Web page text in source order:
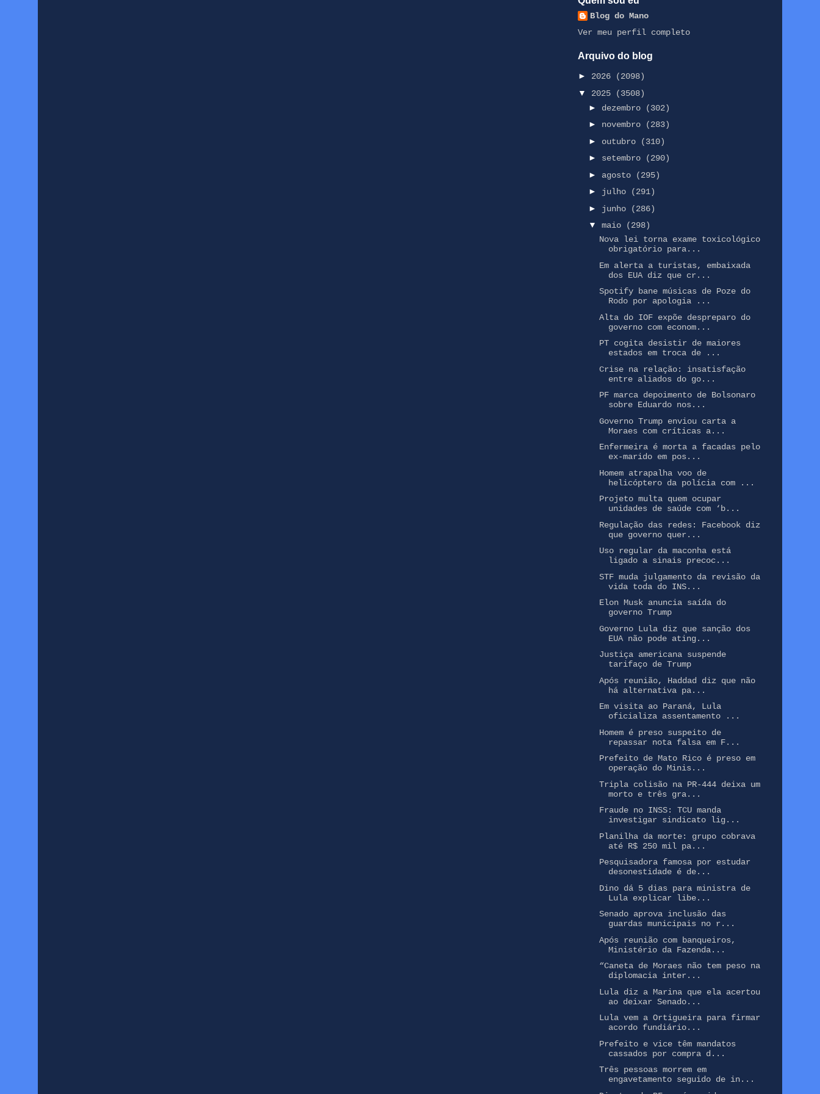
Blog do Mano
Ver meu perfil completo
Arquivo do blog
► 2026
(2098)
▼ 2025
(3508)
► dezembro
(302)
► novembro
(283)
► outubro
(310)
► setembro
(290)
► agosto
(295)
► julho
(291)
► junho
(286)
▼ maio
(298)
Nova lei torna exame toxicológico
obrigatório para...
Em alerta a turistas, embaixada
dos EUA diz que cr...
Spotify bane músicas de Poze do
Rodo por apologia ...
Alta do IOF expõe despreparo do
governo com econom...
PT cogita desistir de maiores
estados em troca de ...
Crise na relação: insatisfação
entre aliados do go...
PF marca depoimento de Bolsonaro
sobre Eduardo nos...
Governo Trump enviou carta a
Moraes com críticas a...
Enfermeira é morta a facadas pelo
ex-marido em pos...
Homem atrapalha voo de
helicóptero da polícia com ...
Projeto multa quem ocupar
unidades de saúde com ‘b...
Regulação das redes: Facebook diz
que governo quer...
Uso regular da maconha está
ligado a sinais precoc...
STF muda julgamento da revisão da
vida toda do INS...
Elon Musk anuncia saída do
governo Trump
Governo Lula diz que sanção dos
EUA não pode ating...
Justiça americana suspende
tarifaço de Trump
Após reunião, Haddad diz que não
há alternativa pa...
Em visita ao Paraná, Lula
oficializa assentamento ...
Homem é preso suspeito de
repassar nota falsa em F...
Prefeito de Mato Rico é preso em
operação do Minis...
Tripla colisão na PR-444 deixa um
morto e três gra...
Fraude no INSS: TCU manda
investigar sindicato lig...
Planilha da morte: grupo cobrava
até R$ 250 mil pa...
Pesquisadora famosa por estudar
desonestidade é de...
Dino dá 5 dias para ministra de
Lula explicar libe...
Senado aprova inclusão das
guardas municipais no r...
Após reunião com banqueiros,
Ministério da Fazenda...
“Caneta de Moraes não tem peso na
diplomacia inter...
Lula diz a Marina que ela acertou
ao deixar Senado...
Lula vem a Ortigueira para firmar
acordo fundiário...
Prefeito e vice têm mandatos
cassados por compra d...
Três pessoas morrem em
engavetamento seguido de in...